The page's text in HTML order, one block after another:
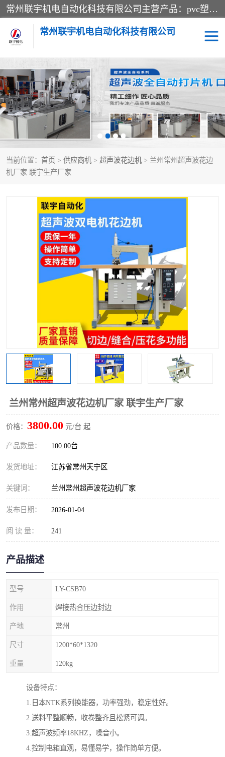
常州联宇机电自动化科技有限公司主营产品：pvc塑料焊机、高频热合机、软膜天花压边机、服装布料凹凸压花机、布料3d压印设备、服装植胶设备、超声波布料花边机、无纺布热合机、全自动压花机。
常州联宇机电自动化科技有限公司
当前位置： 首页 > 供应商机 > 超声波花边机 > 兰州常州超声波花边
机厂家 联宇生产厂家
兰州常州超声波花边机厂家 联宇生产厂家
价格： 3800.00 元/台 起
产品数量： 100.00台
发货地址： 江苏省常州天宁区
关键词： 兰州常州超声波花边机厂家
发布日期： 2026-01-04
阅 读 量： 241
产品描述
型号 LY-CSB70
作用 焊接热合压边封边
产地 常州
尺寸 1200*60*1320
重量 120kg
设备特点：
1.日本NTK系列换能器，功率强劲，稳定性好。
2.送料平整顺畅，收卷整齐且松紧可调。
3.超声波频率18KHZ，噪音小。
4.控制电箱直观，易懂易学，操作简单方便。
压花定型机以及压花模具 超声波热合机
高频热合机 超声波花边机
超声波复合压花机 凹凸压花机压标机
3040凹凸压花机 双头服装凹凸压花机
高频压花压标机
泡壳包装封口机
其他超声波系列